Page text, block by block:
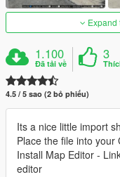
Expand
1.100
Đã tải về
3
4.5 / 5 sao (2 bỏ phiếu)
Its a nice little import
Place the file into your
Install Map Editor -
editor